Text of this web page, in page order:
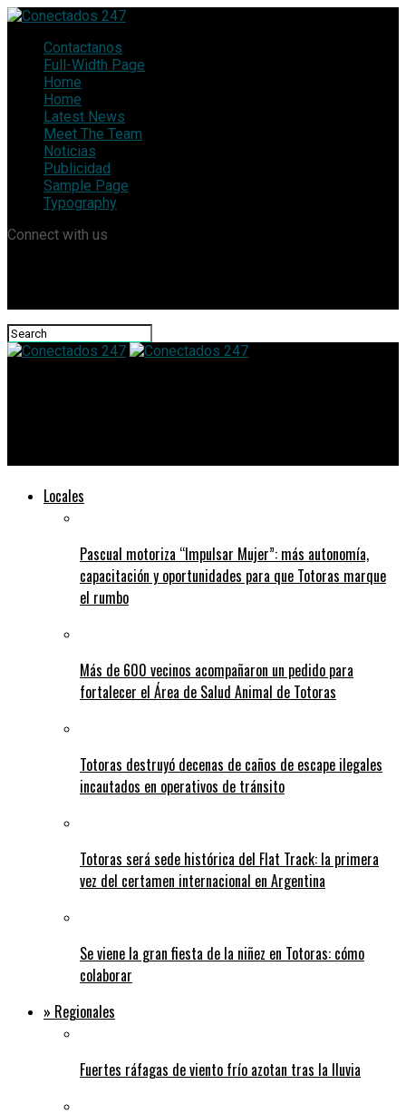
Contactanos
Full-Width Page
Home
Home
Latest News
Meet The Team
Noticias
Publicidad
Sample Page
Typography
Connect with us
Locales
Pascual motoriza “Impulsar Mujer”: más autonomía,
capacitación y oportunidades para que Totoras marque
el rumbo
Más de 600 vecinos acompañaron un pedido para
fortalecer el Área de Salud Animal de Totoras
Totoras destruyó decenas de caños de escape ilegales
incautados en operativos de tránsito
Totoras será sede histórica del Flat Track: la primera
vez del certamen internacional en Argentina
Se viene la gran fiesta de la niñez en Totoras: cómo
colaborar
» Regionales
Fuertes ráfagas de viento frío azotan tras la lluvia